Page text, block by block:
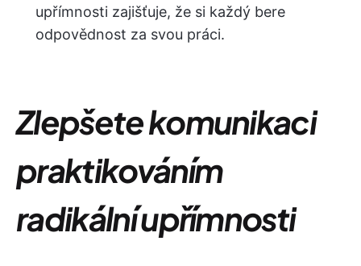
upřímnosti zajišťuje, že si každý bere
odpovědnost za svou práci.
Zlepšete komunikaci
praktikováním
radikální upřímnosti